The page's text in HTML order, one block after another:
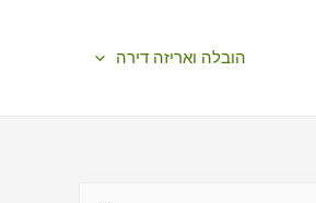
הובלה ואריזה דירה